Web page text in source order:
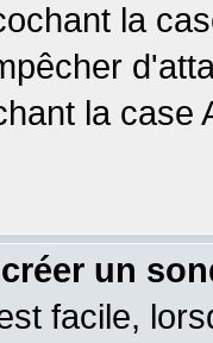
la
la
un
facile,